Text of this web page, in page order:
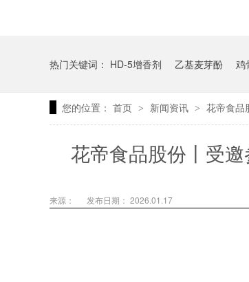
热门关键词： HD-5增香剂 乙基麦芽酚 鸡
您的位置： 首页 > 新闻资讯 > 花帝食品
花帝食品股份丨受
来源： 发布日期： 2026.01.17